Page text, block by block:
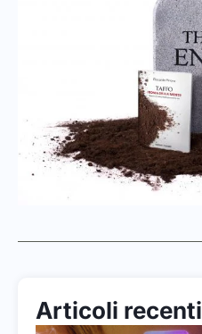
Articoli recenti